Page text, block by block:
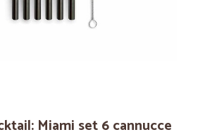
Miami set 6 cannucce